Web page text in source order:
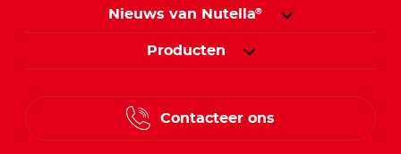
Nieuws van Nutella®
Producten
Contacteer ons